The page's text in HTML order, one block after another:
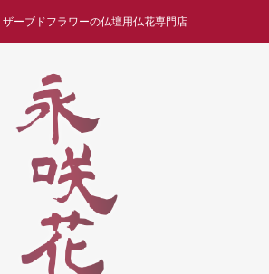
ザーブドフラワーの仏壇用仏花専門店